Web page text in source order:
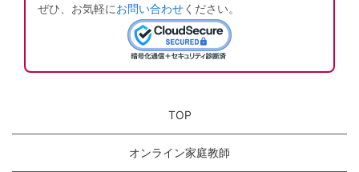
ぜひ、お気軽にお問い合わせください。
TOP
オンライン家庭教師